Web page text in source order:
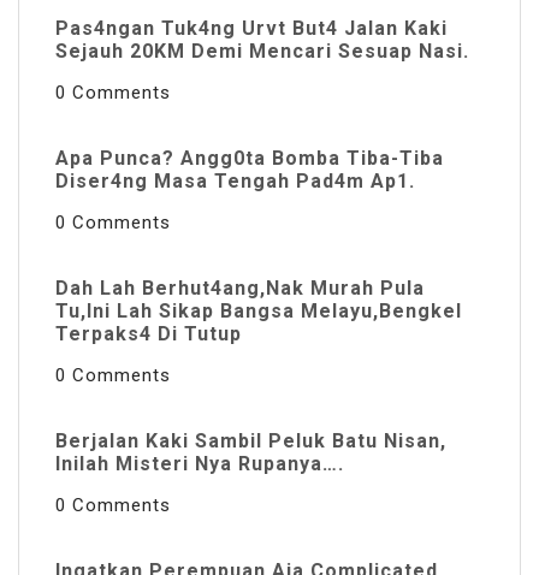
Pas4ngan Tuk4ng Urvt But4 JaIan Kaki
Sejauh 20KM Demi Mencari Sesuap Nasi.
0 Comments
Apa Punca? Angg0ta Bomba Tiba-Tiba
Diser4ng Masa Tengah Pad4m Ap1.
0 Comments
Dah Lah Berhut4ang,Nak Murah Pula
Tu,Ini Lah Sikap Bangsa Melayu,Bengkel
Terpaks4 Di Tutup
0 Comments
Berjalan Kaki Sambil Peluk Batu Nisan,
Inilah Misteri Nya Rupanya….
0 Comments